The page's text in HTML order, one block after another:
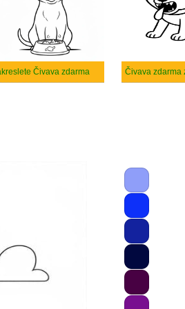
Čivava zdarma